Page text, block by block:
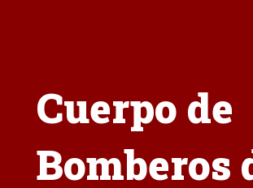
Cuerpo de
Bomberos